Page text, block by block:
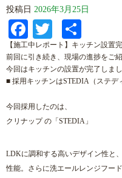
投稿日 2026年3月25日
Facebook
Twitter
有
【施工中レポート】キッチン設置
前回に引き続き、現場の進捗をご紹
今回はキッチンの設置が完了しまし
■ 採用キッチンはSTEDIA（ステデ
今回採用したのは、
クリナップの「STEDIA」
LDKに調和する高いデザイン性と
性能。さらに洗エールレンジフー